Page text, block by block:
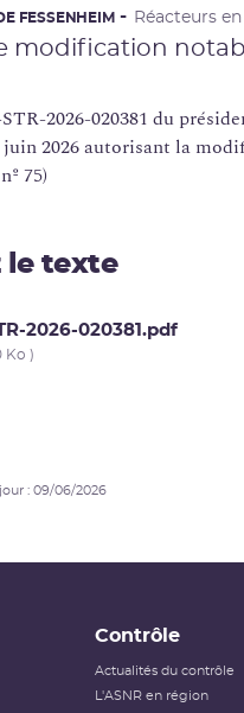
FESSENHEIM Réacteurs
modification
2026-020381 du
2026 autorisant la
nº 75)
le texte
2026-020381.pdf
Ko )
: 09/06/2026
Contrôle
Actualités du contrôle
L'ASNR en région